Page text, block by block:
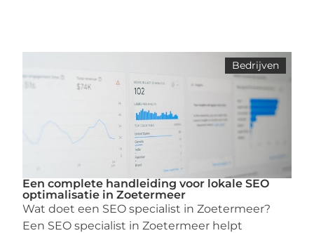
Bedrijven
Een complete handleiding voor lokale SEO
optimalisatie in Zoetermeer
Wat doet een SEO specialist in Zoetermeer?
Een SEO specialist in Zoetermeer helpt